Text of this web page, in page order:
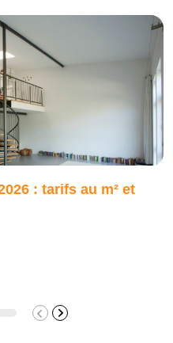
: tarifs au m² et